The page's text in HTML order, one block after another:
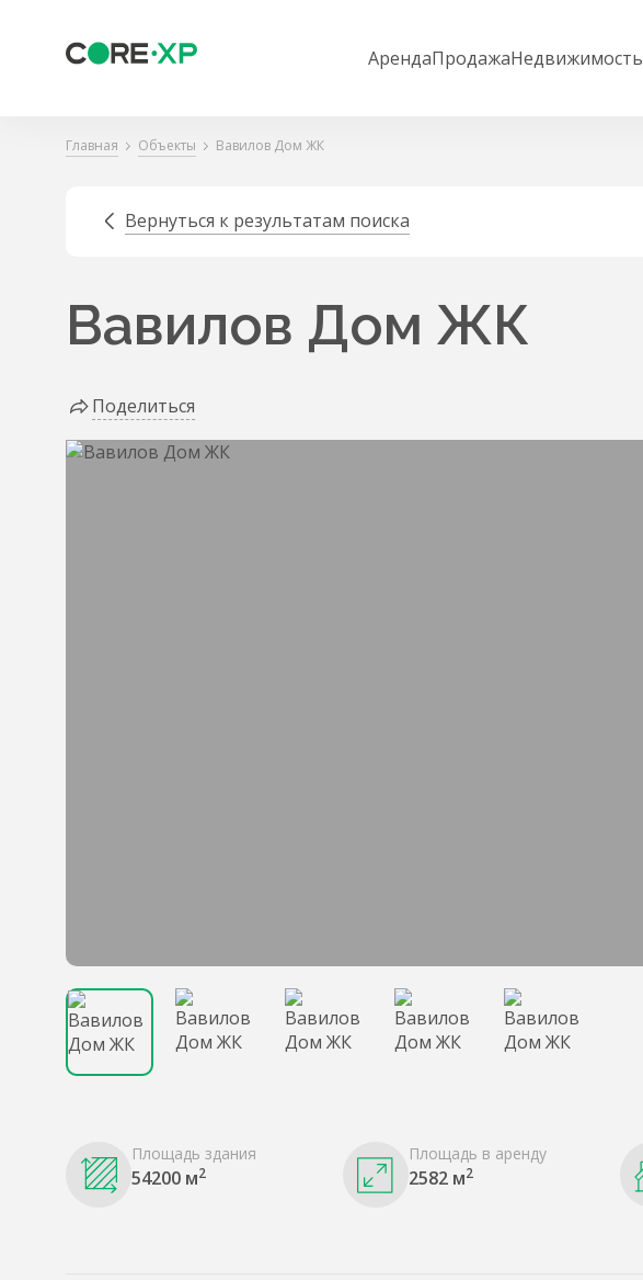
АрендаПродажаНедвижимость
Главная Объекты Вавилов Дом ЖК
Вернуться к результатам поиска
Вавилов Дом ЖК
Поделиться
Площадь здания
54200 м2
Площадь в аренду
2582 м2